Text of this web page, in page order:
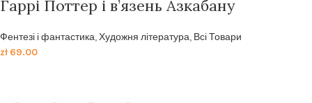
Гаррі Поттер і в’язень Азкабану
Фентезі і фантастика,Художня література, Всі Товари
zł 69.00